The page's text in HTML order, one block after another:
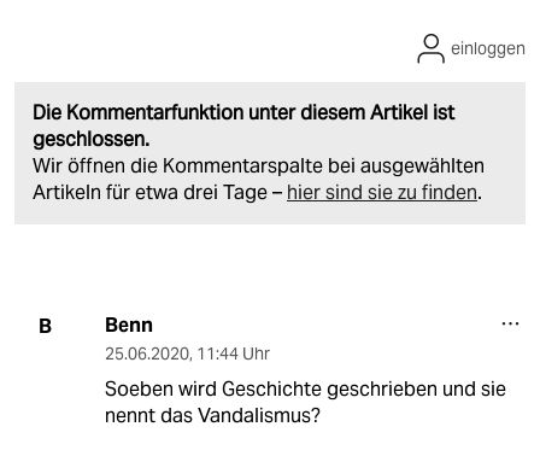
Die Kommentarfunktion unter diesem Artikel ist
geschlossen.
Wir öffnen die Kommentarspalte bei ausgewählten
Artikeln für etwa drei Tage – hier sind sie zu finden.
einloggen
B Benn
25.06.2020, 11:44 Uhr
Soeben wird Geschichte geschrieben und sie
nennt das Vandalismus?